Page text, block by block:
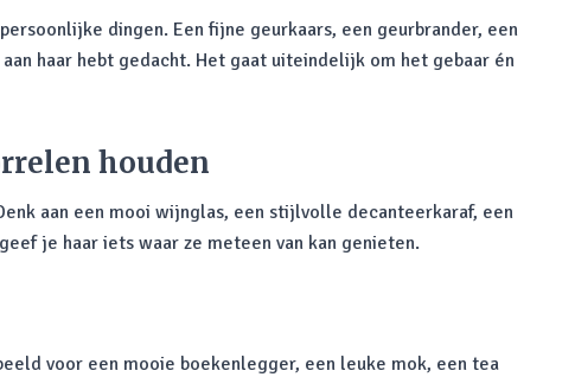
dingen. Een fijne geurkaars, een geurbrander, een
haar hebt gedacht. Het gaat uiteindelijk om het gebaar én
houden
aan een mooi wijnglas, een stijlvolle decanteerkaraf, een
je haar iets waar ze meteen van kan genieten.
voor een mooie boekenlegger, een leuke mok, een tea